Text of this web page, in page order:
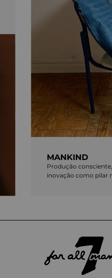
MANKIND
Produção
inovação como pilar